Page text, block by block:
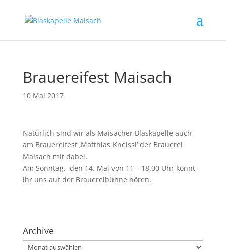
Brauereifest Maisach
10 Mai 2017
Natürlich sind wir als Maisacher Blaskapelle auch
am Brauereifest ‚Matthias Kneissl‘ der Brauerei
Maisach mit dabei.
Am Sonntag, den 14. Mai von 11 – 18.00 Uhr könnt
ihr uns auf der Brauereibühne hören.
Archive
Archive